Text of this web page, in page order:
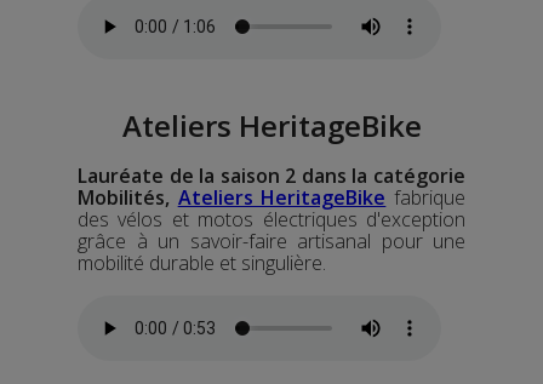
Ateliers HeritageBike
Lauréate de la saison 2 dans la catégorie
Mobilités, Ateliers HeritageBike fabrique
des vélos et motos électriques d'exception
grâce à un savoir-faire artisanal pour une
mobilité durable et singulière.